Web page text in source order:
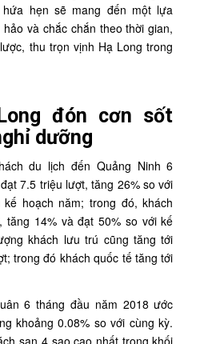
hứa hẹn sẽ mang đến một lựa
và chắc chắn theo thời gian,
thu trọn vịnh Hạ Long trong
đón cơn sốt
dưỡng
du lịch đến Quảng Ninh 6
7.5 triệu lượt, tăng 26% so với
hoạch năm; trong đó, khách
tăng 14% và đạt 50% so với kế
khách lưu trú cũng tăng tới
trong đó khách quốc tế tăng tới
6 tháng đầu năm 2018 ước
khoảng 0.08% so với cùng kỳ.